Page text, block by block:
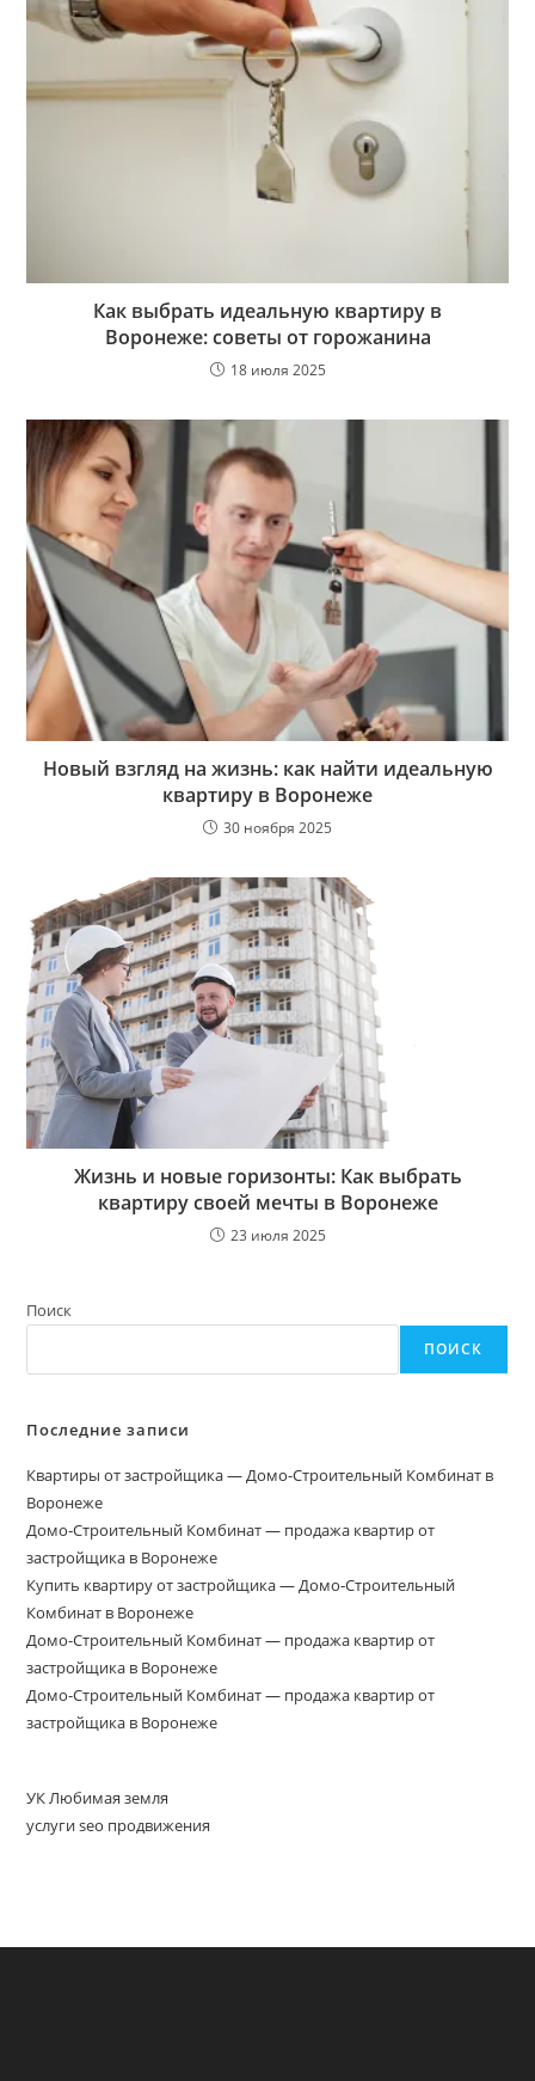
Как выбрать идеальную квартиру в
Воронеже: советы от горожанина
18 июля 2025
Новый взгляд на жизнь: как найти идеальную
квартиру в Воронеже
30 ноября 2025
Жизнь и новые горизонты: Как выбрать
квартиру своей мечты в Воронеже
23 июля 2025
Поиск
ПОИСК
Последние записи
Квартиры от застройщика — Домо-Строительный Комбинат в
Воронеже
Домо‑Строительный Комбинат — продажа квартир от
застройщика в Воронеже
Купить квартиру от застройщика — Домо‑Строительный
Комбинат в Воронеже
Домо-Строительный Комбинат — продажа квартир от
застройщика в Воронеже
Домо-Строительный Комбинат — продажа квартир от
застройщика в Воронеже
УК Любимая земля
услуги seo продвижения